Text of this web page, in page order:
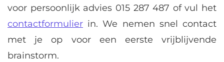
voor persoonlijk advies 015 287 487 of vul het
contactformulier in. We nemen snel contact
met je op voor een eerste vrijblijvende
brainstorm.